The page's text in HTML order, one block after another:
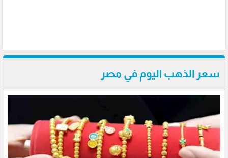
سعر الذهب اليوم في مصر